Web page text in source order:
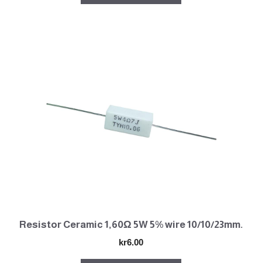
Resistor Ceramic 1,60Ω 5W 5% wire 10/10/23mm.
kr6.00